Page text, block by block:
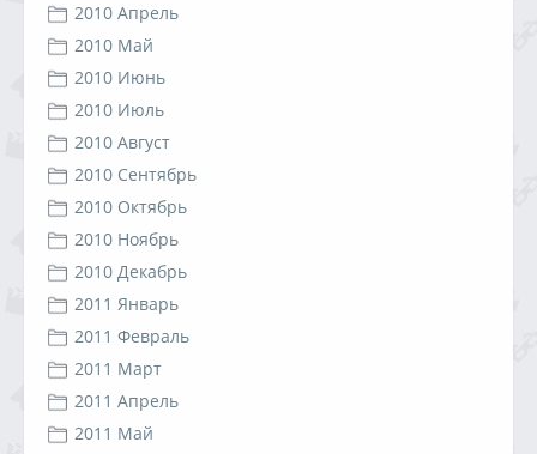
2010 Апрель
2010 Май
2010 Июнь
2010 Июль
2010 Август
2010 Сентябрь
2010 Октябрь
2010 Ноябрь
2010 Декабрь
2011 Январь
2011 Февраль
2011 Март
2011 Апрель
2011 Май